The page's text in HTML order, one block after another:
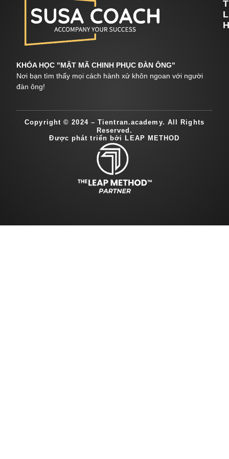
KHÓA HỌC "MẬT MÃ CHINH PHỤC ĐÀN ÔNG"
Nơi bạn tìm thấy mọi cách hành xử khôn ngoan với người
đàn ông!
Copyright © 2024 – Tientran.academy. All Rights
Reserved.
Được phát triển bởi LEAP METHOD